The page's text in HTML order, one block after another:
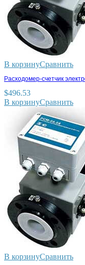
В корзинуСравнить
Расходомер-счетчик
$496.53
В корзинуСравнить
В корзинуСравнить